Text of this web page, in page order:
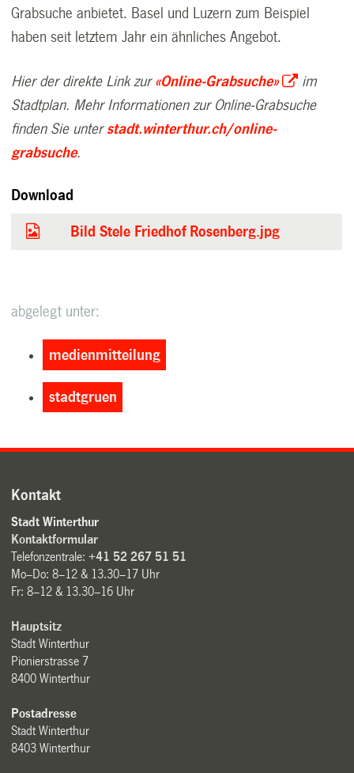
Grabsuche anbietet. Basel und Luzern zum Beispiel
haben seit letztem Jahr ein ähnliches Angebot.
Hier der direkte Link zur «Online-Grabsuche»
im
Stadtplan. Mehr Informationen zur Online-Grabsuche
finden Sie unter stadt.winterthur.ch/online-
grabsuche.
Download
Bild Stele Friedhof Rosenberg.jpg
abgelegt unter:
medienmitteilung
stadtgruen
Kontakt
Stadt Winterthur
Kontaktformular
Telefonzentrale:+41 52 267 51 51
Mo–Do: 8–12 & 13.30–17 Uhr
Fr: 8–12 & 13.30–16 Uhr
Hauptsitz
Stadt Winterthur
Pionierstrasse 7
8400 Winterthur
Postadresse
Stadt Winterthur
8403 Winterthur